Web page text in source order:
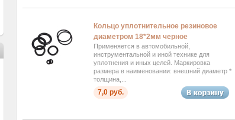
Кольцо уплотнительное резиновое
диаметром 18*2мм черное
Применяется в автомобильной,
инструментальной и иной технике для
уплотнения и иных целей. Маркировка
размера в наименовании: внешний диаметр *
толщина,...
7,0 руб.